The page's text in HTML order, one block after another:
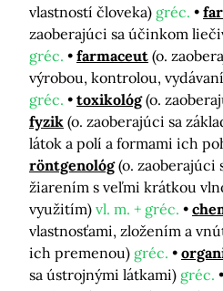
vlastností človeka) gréc.
zaoberajúci sa účinkom
gréc.
farmaceut (o.
výrobou, kontrolou,
gréc.
toxikológ (o.
fyzik (o. zaoberajúci sa
látok a polí a formami ich
röntgenológ (o. zaoberajúci
žiarením s veľmi krátkou
využitím) vl. m. + gréc.
vlastnosťami, zložením a
ich premenou) gréc.
sa ústrojnými látkami) gréc.